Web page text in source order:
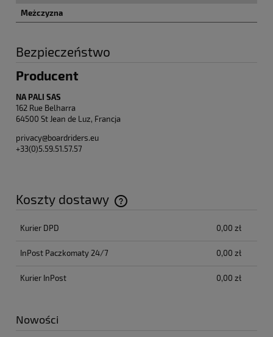
Meżczyzna
Bezpieczeństwo
Producent
NA PALI SAS
162 Rue Belharra
64500 St Jean de Luz, Francja
privacy@boardriders.eu
+33(0)5.59.51.57.57
Koszty dostawy
Cena nie zawiera ewentualnych kosztów płatności
Kurier DPD 0,00 zł
InPost Paczkomaty 24/7 0,00 zł
Kurier InPost 0,00 zł
Nowości